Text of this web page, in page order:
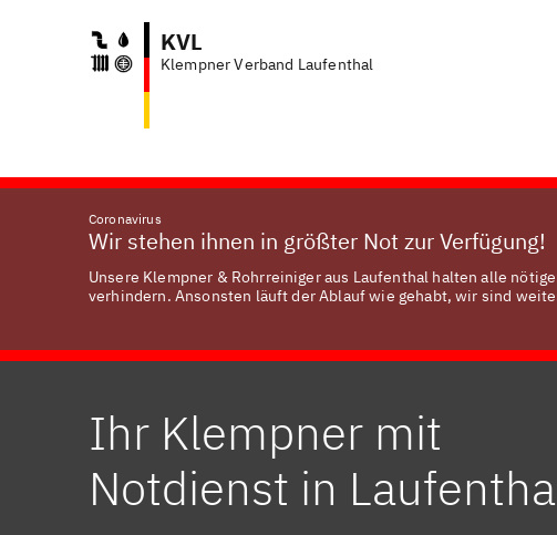
KVL
Klempner Verband Laufenthal
Coronavirus
Wir stehen ihnen in größter Not zur Verfügung!
Unsere Klempner & Rohrreiniger aus Laufenthal halten alle
verhindern. Ansonsten läuft der Ablauf wie gehabt, wir sind
Ihr Klempner mit
Notdienst in